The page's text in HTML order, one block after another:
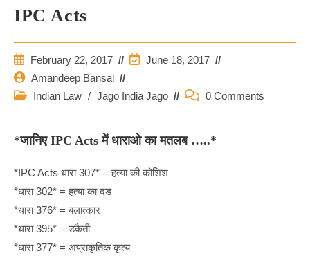
IPC Acts
Post
Published:
February 22, 2017
PostJune 18, 2017
Post
Author:
Amandeep Bansal
Post
Indian Law / Jago India Jago
Post 0 Comments
*जानिए IPC Acts में धाराओ का मतलब …..*
*IPC Acts धारा 307* = हत्या की कोशिश
*धारा 302* = हत्या का दंड
*धारा 376* = बलात्कार
*धारा 395* = डकैती
*धारा 377* = अप्राकृतिक कृत्य